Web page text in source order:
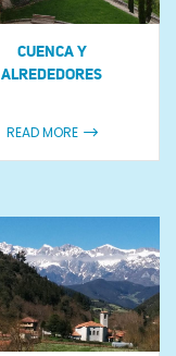
CUENCA Y
ALREDEDORES
READ MORE